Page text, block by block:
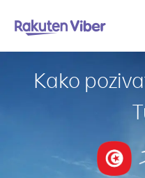
Kako